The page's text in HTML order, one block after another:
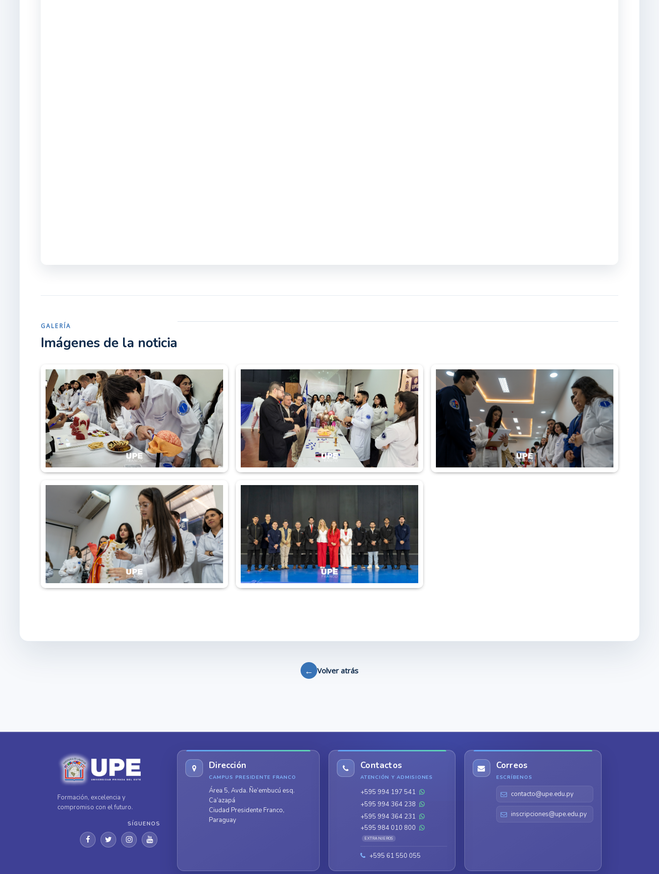
GALERÍA
Imágenes de la noticia
← Volver atrás
Formación, excelencia y
compromiso con el futuro.
SÍGUENOS
Dirección
CAMPUS PRESIDENTE FRANCO
Área 5, Avda. Ñe’embucú esq.
Ca’azapá
Ciudad Presidente Franco,
Paraguay
Contactos
ATENCIÓN Y ADMISIONES
+595 994 197 541
+595 994 364 238
+595 994 364 231
+595 984 010 800
EXTRANJEROS
+595 61 550 055
Correos
ESCRÍBENOS
contacto@upe.edu.py
inscripciones@upe.edu.py